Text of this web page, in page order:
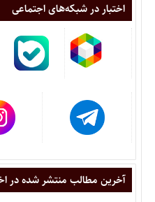
اختبار در شبکه‌های اجتماعی
آخرین مطالب منتشر شده در